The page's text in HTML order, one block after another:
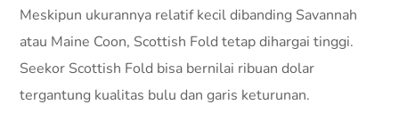
Meskipun ukurannya relatif kecil dibanding Savannah
atau Maine Coon, Scottish Fold tetap dihargai tinggi.
Seekor Scottish Fold bisa bernilai ribuan dolar
tergantung kualitas bulu dan garis keturunan.